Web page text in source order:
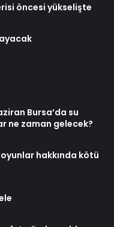
öncesi yükselişte
Bursa’da su
ne zaman gelecek?
oyunlar hakkında kötü